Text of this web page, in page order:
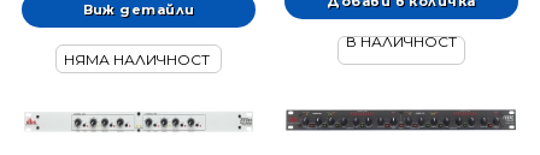
Виж детайли
НЯМА НАЛИЧНОСТ
В НАЛИЧНОСТ